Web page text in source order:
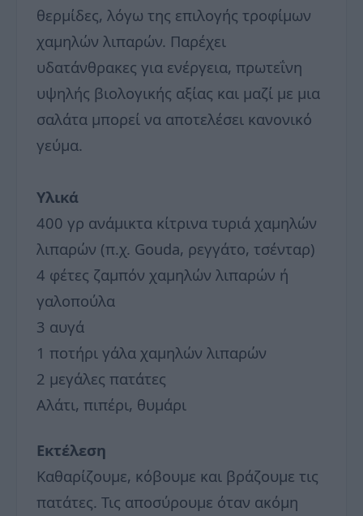
θερμίδες, λόγω της επιλογής τροφίμων
χαμηλών λιπαρών. Παρέχει
υδατάνθρακες για ενέργεια, πρωτεΐνη
υψηλής βιολογικής αξίας και μαζί με μια
σαλάτα μπορεί να αποτελέσει κανονικό
γεύμα.
Υλικά
400 γρ ανάμικτα κίτρινα τυριά χαμηλών
λιπαρών (π.χ. Gouda, ρεγγάτο, τσένταρ)
4 φέτες ζαμπόν χαμηλών λιπαρών ή
γαλοπούλα
3 αυγά
1 ποτήρι γάλα χαμηλών λιπαρών
2 μεγάλες πατάτες
Αλάτι, πιπέρι, θυμάρι
Εκτέλεση
Καθαρίζουμε, κόβουμε και βράζουμε τις
πατάτες. Τις αποσύρουμε όταν ακόμη